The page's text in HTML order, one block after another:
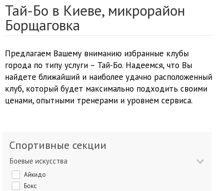
Тай-Бо в Киеве, микрорайон
Борщаговка
Предлагаем Вашему вниманию избранные клубы
города по типу услуги – Тай-Бо. Надеемся, что Вы
найдете ближайший и наиболее удачно расположенный
клуб, который будет максимально подходить своими
ценами, опытными тренерами и уровнем сервиса.
Спортивные секции
Боевые искусства
Айкидо
Бокс